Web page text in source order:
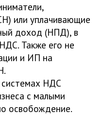
или уплачивающие
доход (НПД), в
Также его не
и ИП на
системах НДС
с малыми
освобождение.